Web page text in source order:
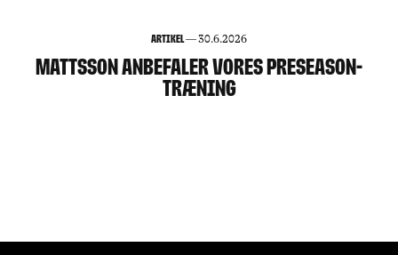
Artikel—30.6.2026
MATTSSON ANBEFALER VORES PRESEASON-
TRÆNING